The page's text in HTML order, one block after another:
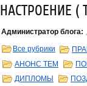
НАСТРОЕНИЕ (
Администратор блога:
Все рубрики
АНОНС ТЕМ
ДИПЛОМЫ